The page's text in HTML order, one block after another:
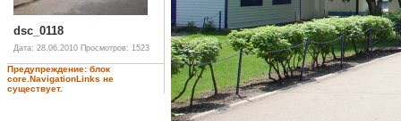
dsc_0118
Дата: 28.06.2010 Просмотров: 1523
Предупреждение: блок
core.NavigationLinks не
существует.